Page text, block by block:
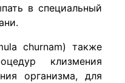
в специальный
churnam) также
клизмения
организма, для